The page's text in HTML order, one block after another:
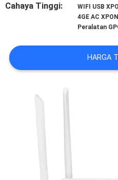
KASUS
SITEMAP
PRIVASI
Cahaya Tinggi: WIFI USB
4GE AC
Peralatan
HARGA